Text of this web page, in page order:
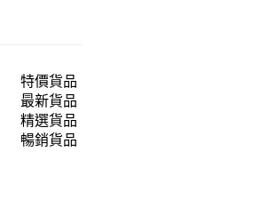
特價貨品
最新貨品
精選貨品
暢銷貨品